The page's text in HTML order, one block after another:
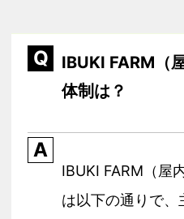
ツ
Q
IBUKI FARM（
体制は？
A
IBUKI FARM（屋
は以下の通りで、